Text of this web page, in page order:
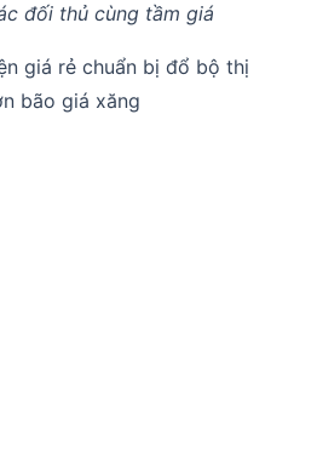
đối thủ cùng tầm giá
giá rẻ chuẩn bị đổ bộ thị
bão giá xăng